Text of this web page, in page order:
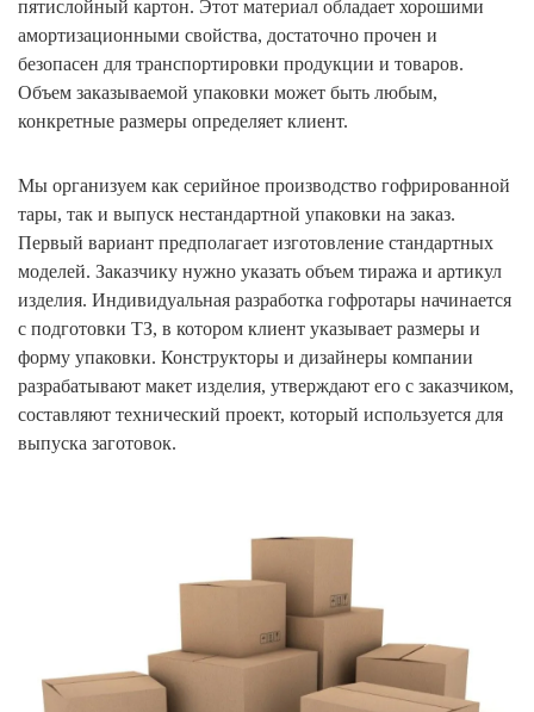
пятислойный картон. Этот материал обладает хорошими
амортизационными свойства, достаточно прочен и
безопасен для транспортировки продукции и товаров.
Объем заказываемой упаковки может быть любым,
конкретные размеры определяет клиент.
Мы организуем как серийное производство гофрированной
тары, так и выпуск нестандартной упаковки на заказ.
Первый вариант предполагает изготовление стандартных
моделей. Заказчику нужно указать объем тиража и артикул
изделия. Индивидуальная разработка гофротары начинается
с подготовки ТЗ, в котором клиент указывает размеры и
форму упаковки. Конструкторы и дизайнеры компании
разрабатывают макет изделия, утверждают его с заказчиком,
составляют технический проект, который используется для
выпуска заготовок.